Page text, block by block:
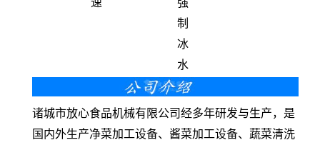
速
强
制
冰
水
诸城市放心食品机械有限公司经多年研发与生产，是
国内外生产净菜加工设备、酱菜加工设备、蔬菜清洗